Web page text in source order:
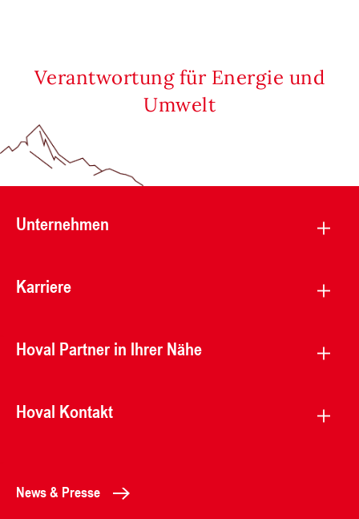
Verantwortung für Energie und
Umwelt
Unternehmen
Karriere
Hoval Partner in Ihrer Nähe
Hoval Kontakt
News & Presse